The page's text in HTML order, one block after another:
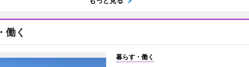
働く
暮らす・働く